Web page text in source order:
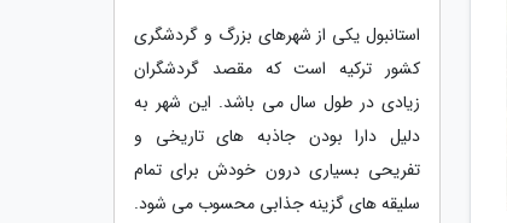
استانبول یکی از شهرهای بزرگ و گردشگری
کشور ترکیه است که مقصد گردشگران
زیادی در طول سال می باشد. این شهر به
دلیل دارا بودن جاذبه های تاریخی و
تفریحی بسیاری درون خودش برای تمام
سلیقه های گزینه جذابی محسوب می شود.